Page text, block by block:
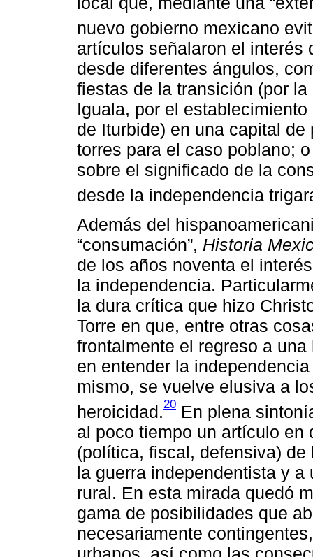
nuevo gobierno mexicano
artículos señalaron el interés
desde diferentes ángulos,
fiestas de la transición (por
Iguala, por el
de Iturbide) en una capital
torres para el caso poblano;
sobre el significado de la
desde la independencia
Además del
“consumación”, Historia
de los años noventa el
la independencia.
la dura crítica que hizo
Torre en que, entre otras
frontalmente el regreso a
en entender la
mismo, se vuelve elusiva a
heroicidad.20 En plena
al poco tiempo un artículo
(política, fiscal, defensiva)
la guerra independentista y
rural. En esta mirada quedó
gama de posibilidades que
necesariamente